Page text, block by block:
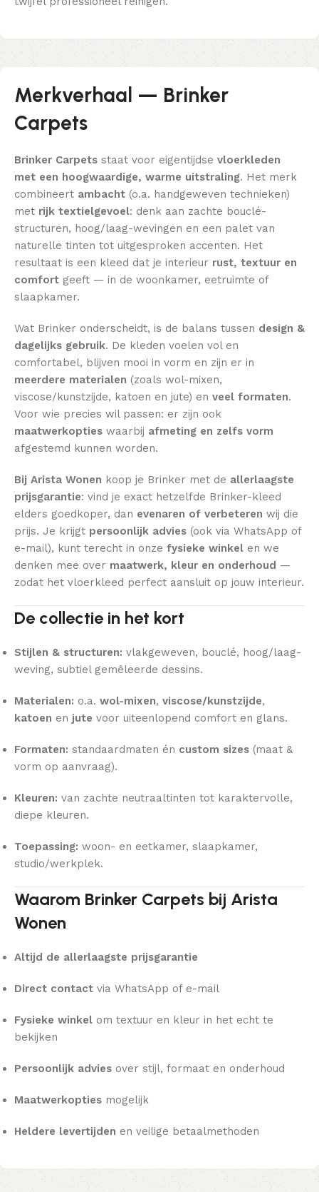
Merkverhaal — Brinker
Carpets
Brinker Carpets staat voor eigentijdse vloerkleden
met een hoogwaardige, warme uitstraling. Het merk
combineert ambacht (o.a. handgeweven technieken)
met rijk textielgevoel: denk aan zachte bouclé-
structuren, hoog/laag-wevingen en een palet van
naturelle tinten tot uitgesproken accenten. Het
resultaat is een kleed dat je interieur rust, textuur en
comfort geeft — in de woonkamer, eetruimte of
slaapkamer.
Wat Brinker onderscheidt, is de balans tussen design &
dagelijks gebruik. De kleden voelen vol en
comfortabel, blijven mooi in vorm en zijn er in
meerdere materialen (zoals wol-mixen,
viscose/kunstzijde, katoen en jute) en veel formaten.
Voor wie precies wil passen: er zijn ook
maatwerkopties waarbij afmeting en zelfs vorm
afgestemd kunnen worden.
Bij Arista Wonen koop je Brinker met de allerlaagste
prijsgarantie: vind je exact hetzelfde Brinker-kleed
elders goedkoper, dan evenaren of verbeteren wij die
prijs. Je krijgt persoonlijk advies (ook via WhatsApp of
e-mail), kunt terecht in onze fysieke winkel en we
denken mee over maatwerk, kleur en onderhoud —
zodat het vloerkleed perfect aansluit op jouw interieur.
De collectie in het kort
Stijlen & structuren: vlakgeweven, bouclé, hoog/laag-
weving, subtiel gemêleerde dessins.
Materialen: o.a. wol-mixen, viscose/kunstzijde,
katoen en jute voor uiteenlopend comfort en glans.
Formaten: standaardmaten én custom sizes (maat &
vorm op aanvraag).
Kleuren: van zachte neutraaltinten tot karaktervolle,
diepe kleuren.
Toepassing: woon- en eetkamer, slaapkamer,
studio/werkplek.
Waarom Brinker Carpets bij Arista
Wonen
Altijd de allerlaagste prijsgarantie
Direct contact via WhatsApp of e-mail
Fysieke winkel om textuur en kleur in het echt te
bekijken
Persoonlijk advies over stijl, formaat en onderhoud
Maatwerkopties mogelijk
Heldere levertijden en veilige betaalmethoden